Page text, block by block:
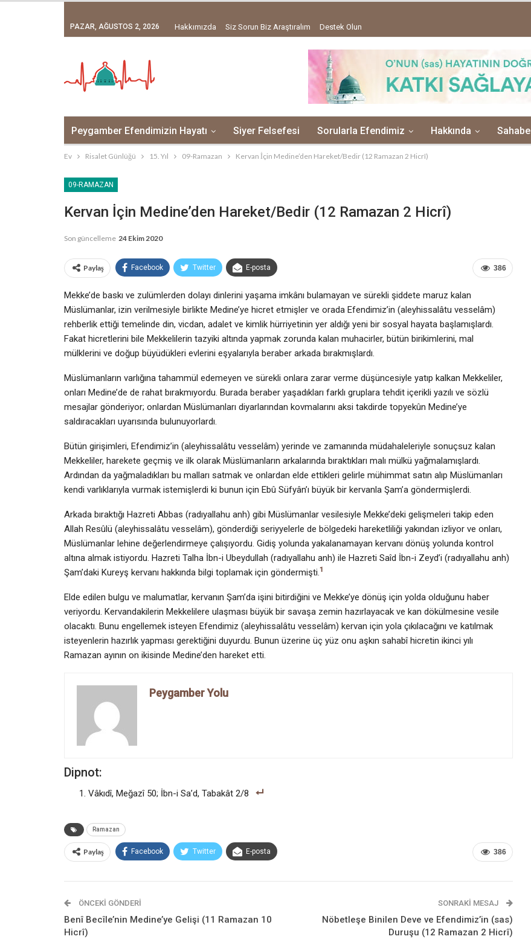
PAZAR, AĞUSTOS 2, 2026 Hakkımızda Siz Sorun Biz Araştıralım Destek Olun
Peygamber Efendimizin Hayatı Siyer Felsefesi Sorularla Efendimiz Hakkında Sahabe
Ev Risalet Günlüğü 15. Yıl 09-Ramazan Kervan İçin Medine’den Hareket/Bedir (12 Ramazan 2 Hicrî)
09-RAMAZAN
Kervan İçin Medine’den Hareket/Bedir (12 Ramazan 2 Hicrî)
Son güncelleme 24 Ekim 2020
386
Paylaş Facebook Twitter E-posta
Mekke’de baskı ve zulümlerden dolayı dinlerini yaşama imkânı bulamayan ve sürekli şiddete maruz kalan
Müslümanlar, izin verilmesiyle birlikte Medine’ye hicret etmişler ve orada Efendimiz’in (aleyhissalâtu vesselâm)
rehberlik ettiği temelinde din, vicdan, adalet ve kimlik hürriyetinin yer aldığı yeni bir sosyal hayata başlamışlardı.
Fakat hicretlerini bile Mekkelilerin tazyiki altında yapmak zorunda kalan muhacirler, bütün birikimlerini, mal
mülklerini ve doğup büyüdükleri evlerini eşyalarıyla beraber arkada bırakmışlardı.
Müslümanların varlığına tahammül edemeyen ve sürekli onlara zarar verme düşüncesiyle yatıp kalkan Mekkeliler,
onları Medine’de de rahat bırakmıyordu. Burada beraber yaşadıkları farklı gruplara tehdit içerikli yazılı ve sözlü
mesajlar gönderiyor; onlardan Müslümanları diyarlarından kovmalarını aksi takdirde topyekûn Medine’ye
saldıracakları uyarısında bulunuyorlardı.
Bütün girişimleri, Efendimiz’in (aleyhissalâtu vesselâm) yerinde ve zamanında müdahaleleriyle sonuçsuz kalan
Mekkeliler, harekete geçmiş ve ilk olarak Müslümanların arkalarında bıraktıkları malı mülkü yağmalamışlardı.
Ardından da yağmaladıkları bu malları satmak ve onlardan elde ettikleri gelirle mühimmat satın alıp Müslümanları
kendi varlıklarıyla vurmak istemişlerdi ki bunun için Ebû Süfyân’ı büyük bir kervanla Şam’a göndermişlerdi.
Arkada bıraktığı Hazreti Abbas (radıyallahu anh) gibi Müslümanlar vesilesiyle Mekke’deki gelişmeleri takip eden
Allah Resûlü (aleyhissalâtu vesselâm), gönderdiği seriyyelerle de bölgedeki hareketliliği yakından izliyor ve onları,
Müslümanlar lehine değerlendirmeye çalışıyordu. Gidiş yolunda yakalanamayan kervanı dönüş yolunda kontrol
altına almak istiyordu. Hazreti Talha İbn-i Ubeydullah (radıyallahu anh) ile Hazreti Saîd İbn-i Zeyd’i (radıyallahu anh)
Şam’daki Kureyş kervanı hakkında bilgi toplamak için göndermişti. 1
Elde edilen bulgu ve malumatlar, kervanın Şam’da işini bitirdiğini ve Mekke’ye dönüş için yolda olduğunu haber
veriyordu. Kervandakilerin Mekkelilere ulaşması büyük bir savaşa zemin hazırlayacak ve kan dökülmesine vesile
olacaktı. Bunu engellemek isteyen Efendimiz (aleyhissalâtu vesselâm) kervan için yola çıkılacağını ve katılmak
isteyenlerin hazırlık yapması gerektiğini duyurdu. Bunun üzerine üç yüz onu aşkın sahabî hicretin ikinci yılı
Ramazan ayının on ikisinde Medine’den hareket etti.
Peygamber Yolu
Dipnot:
Vâkıdî, Meğazî 50; İbn-i Sa’d, Tabakât 2/8
Ramazan
386
Paylaş Facebook Twitter E-posta
ÖNCEKI GÖNDERI
Benî Becîle’nin Medine’ye Gelişi (11 Ramazan 10
Hicrî)
SONRAKI MESAJ
Nöbetleşe Binilen Deve ve Efendimiz’in (sas)
Duruşu (12 Ramazan 2 Hicrî)